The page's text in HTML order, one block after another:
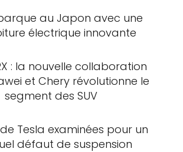
au Japon avec une
électrique innovante
: la nouvelle collaboration
et Chery révolutionne le
segment des SUV
Tesla examinées pour un
défaut de suspension